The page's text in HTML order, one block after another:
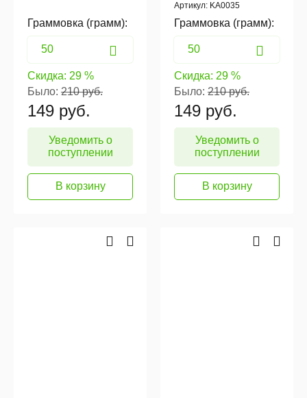
Граммовка (грамм):
Скидка: 29 %
Было: 210 руб.
149 руб.
Уведомить о
поступлении
В корзину
Артикул: KA0035
Граммовка (грамм):
Скидка: 29 %
Было: 210 руб.
149 руб.
Уведомить о
поступлении
В корзину